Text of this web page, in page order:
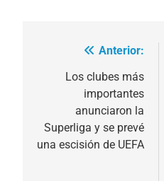
Navegación
entradas
Anterior:
Los clubes más
importantes
anunciaron la
Superliga y se prevé
una escisión de UEFA